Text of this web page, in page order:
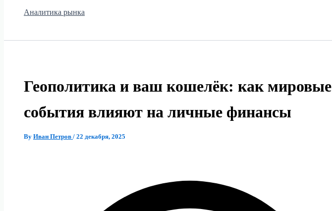
Аналитика рынка
Геополитика и ваш кошелёк: как мировые
события влияют на личные финансы
By Иван Петров / 22 декабря, 2025